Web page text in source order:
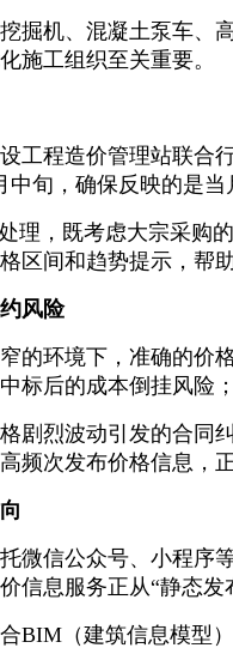
掘机、混凝土泵车、
施工组织至关重要。
工程造价管理站联合
旬，确保反映的是当
理，既考虑大宗采
区间和趋势提示，帮
风险
的环境下，准确的价
标后的成本倒挂风险
剧烈波动引发的合同
频次发布价格信息，
微信公众号、小程
息服务正从“静态发
BIM（建筑信息模型